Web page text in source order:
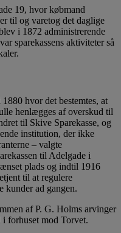
19, hvor købmand
til og varetog det daglige
i 1872 administrerende
sparekassens aktiviteter så
hvor det bestemtes, at
henlægges af overskud til
til Skive Sparekasse, og
institution, der ikke
– valgte
til Adelgade i
plads og indtil 1916
til at regulere
kunder ad gangen.
af P. G. Holms arvinger
forhuset mod Torvet.